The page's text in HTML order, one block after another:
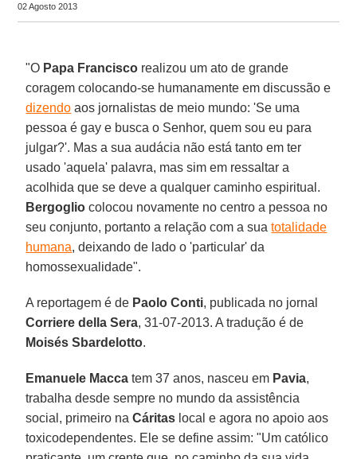
02 Agosto 2013
"O Papa Francisco realizou um ato de grande
coragem colocando-se humanamente em discussão e
dizendo aos jornalistas de meio mundo: 'Se uma
pessoa é gay e busca o Senhor, quem sou eu para
julgar?'. Mas a sua audácia não está tanto em ter
usado 'aquela' palavra, mas sim em ressaltar a
acolhida que se deve a qualquer caminho espiritual.
Bergoglio colocou novamente no centro a pessoa no
seu conjunto, portanto a relação com a suatotalidade
humana, deixando de lado o 'particular' da
homossexualidade".
A reportagem é de Paolo Conti, publicada no jornal
Corriere della Sera, 31-07-2013. A tradução é de
Moisés Sbardelotto.
Emanuele Macca tem 37 anos, nasceu em Pavia,
trabalha desde sempre no mundo da assistência
social, primeiro naCáritas local e agora no apoio aos
toxicodependentes. Ele se define assim: "Um católico